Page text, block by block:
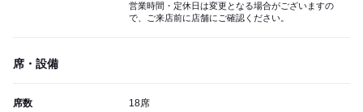
営業時間・定休日は変更となる場合がございますの
で、ご来店前に店舗にご確認ください。
席・設備
席数 18席